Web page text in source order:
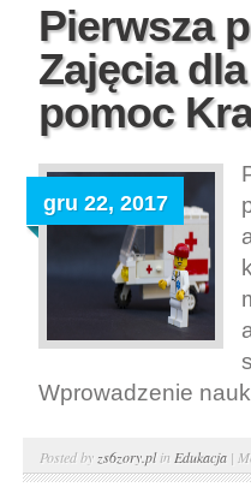
Pierwsza
Zajęcia
pomoc
gru 22, 2017
Wprowadzenie
Posted by zs6zory.plin Edukacja |